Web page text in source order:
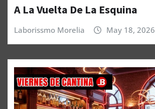
A La Vuelta De La Esquina
Laborissmo Morelia May 18, 2026